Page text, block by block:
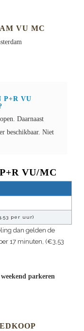
VU MC
P+R VU
Daarnaast
beschikbaar. Niet
VU/MC
per uur)
dan gelden de
17 minuten, (€3,53
parkeren